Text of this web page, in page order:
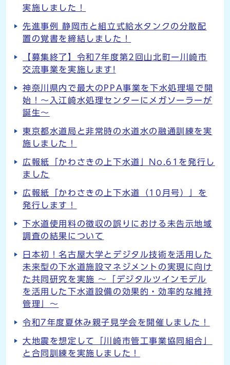
実施しました！
先進事例 静岡市と組立式給水タンクの分散配
置の覚書を締結しました！
【募集終了】令和7年度第2回山北町ー川崎市
交流事業を実施します!
神奈川県内で最大のPPA事業を下水処理場で開
始！～入江崎水処理センターにメガソーラーが
誕生～
東京都水道局と非常時の水道水の融通訓練を実
施しました！
広報紙「かわさきの上下水道」No.61を発行し
ました
広報紙「かわさきの上下水道（10月号）」を
発行します！
下水道使用料の徴収の誤りにおける未告示地域
調査の結果について
日本初！名古屋大学とデジタル技術を活用した
未来型の下水道施設マネジメントの実現に向け
た共同研究を実施 ～「デジタルツインモデル
を活用した下水道設備の効果的・効率的な維持
管理」～
令和7年度夏休み親子見学会を開催しました！
大地震を想定して「川崎市管工事業協同組合」
と合同訓練を実施しました！